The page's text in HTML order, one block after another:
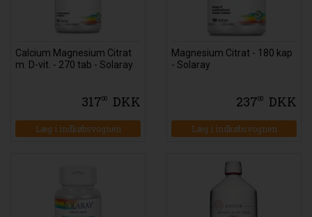
Calcium Magnesium Citrat
m. D-vit. - 270 tab - Solaray
31700 DKK
Læg i indkøbsvognen
Magnesium Citrat - 180 kap
- Solaray
23700 DKK
Læg i indkøbsvognen